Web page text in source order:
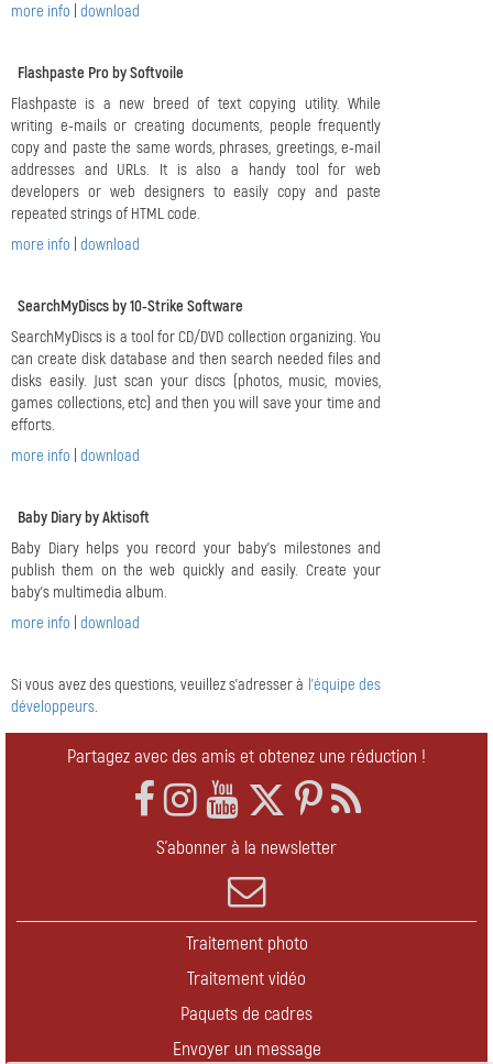
more info download
Flashpaste Pro by Softvoile
Flashpaste is a new breed of text copying utility. While
writing e-mails or creating documents, people frequently
copy and paste the same words, phrases, greetings, e-mail
addresses and URLs. It is also a handy tool for web
developers or web designers to easily copy and paste
repeated strings of HTML code.
more info download
SearchMyDiscs by 10-Strike Software
SearchMyDiscs is a tool for CD/DVD collection organizing. You
can create disk database and then search needed files and
disks easily. Just scan your discs (photos, music, movies,
games collections, etc) and then you will save your time and
efforts.
more info download
Baby Diary by Aktisoft
Baby Diary helps you record your baby's milestones and
publish them on the web quickly and easily. Create your
baby's multimedia album.
more info download
Si vous avez des questions, veuillez s'adresser à l'équipe des
développeurs.
Partagez avec des amis et obtenez une réduction !
S'abonner à la newsletter
Traitement photo
Traitement vidéo
Paquets de cadres
Envoyer un message